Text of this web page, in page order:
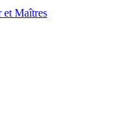
et Maîtres